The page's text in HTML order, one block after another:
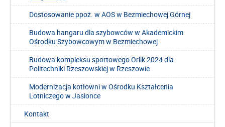
Dostosowanie ppoż. w AOS w Bezmiechowej Górnej
Budowa hangaru dla szybowców w Akademickim
Ośrodku Szybowcowym w Bezmiechowej
Budowa kompleksu sportowego Orlik 2024 dla
Politechniki Rzeszowskiej w Rzeszowie
Modernizacja kotłowni w Ośrodku Kształcenia
Lotniczego w Jasionce
Kontakt